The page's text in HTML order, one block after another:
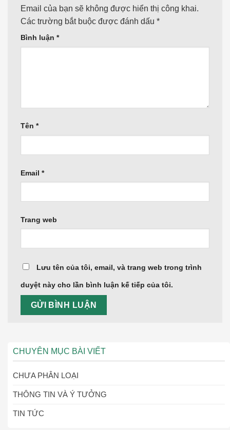
CHUYÊN MỤC BÀI VIẾT
CHƯA PHÂN LOẠI
THÔNG TIN VÀ Ý TƯỞNG
TIN TỨC
Email của bạn sẽ không được hiển thị công khai.
Các trường bắt buộc được đánh dấu *
Bình luận *
Tên *
Email *
Trang web
Lưu tên của tôi, email, và trang web trong trình
duyệt này cho lần bình luận kế tiếp của tôi.